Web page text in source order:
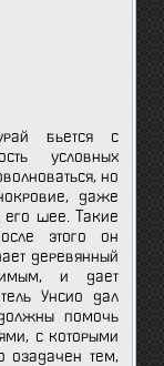
бьется с
условных
но
даже
его шее. Такие
этого он
деревянный
и дает
Унсио дал
помочь
с которыми
озадачен тем,